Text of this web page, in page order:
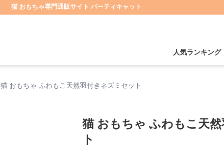
猫 おもちゃ専門通販サイト パーティキャット
人気ランキング
猫 おもちゃ ふわもこ天然羽付きネズミセット
猫 おもちゃ ふわもこ天
ト